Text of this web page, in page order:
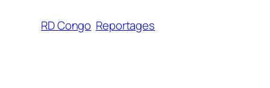
RD Congo Reportages